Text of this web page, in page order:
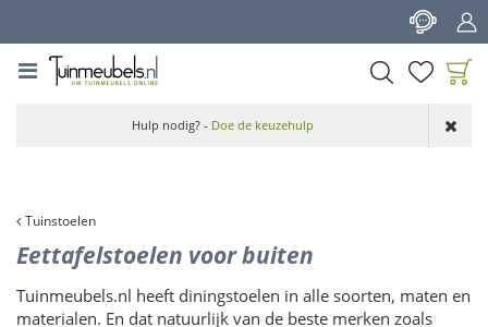
Tuinstoelen
aan wensenlijst
Hulp nodig? - Doe de keuzehulp
Eettafelstoelen voor buiten
Tuinmeubels.nl heeft diningstoelen in alle soorten, maten en
materialen. En dat natuurlijk van de beste merken zoals